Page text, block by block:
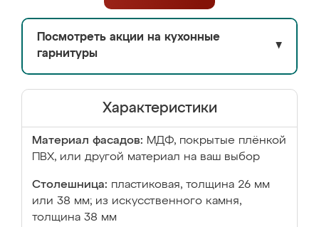
Посмотреть акции на кухонные
гарнитуры
▼
Характеристики
Материал фасадов: МДФ, покрытые плёнкой
ПВХ, или другой материал на ваш выбор
Столешница: пластиковая, толщина 26 мм
или 38 мм; из искусственного камня,
толщина 38 мм